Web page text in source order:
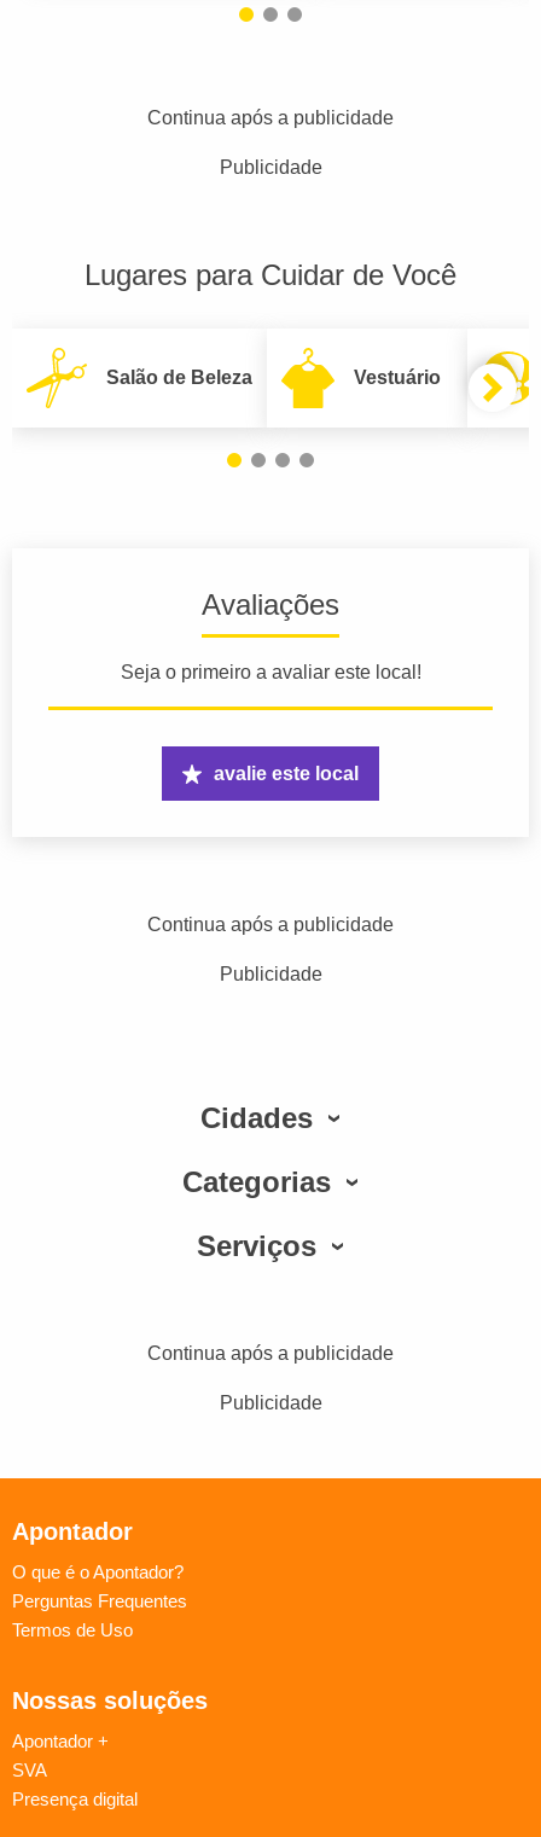
Continua após a publicidade
Publicidade
Lugares para Cuidar de Você
Salão de Beleza Vestuário
Avaliações
Seja o primeiro a avaliar este local!
avalie este local
Continua após a publicidade
Publicidade
Cidades
Categorias
Serviços
Continua após a publicidade
Publicidade
Apontador
O que é o Apontador?
Perguntas Frequentes
Termos de Uso
Nossas soluções
Apontador +
SVA
Presença digital